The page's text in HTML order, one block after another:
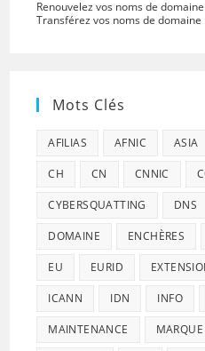
Renouvelez vos noms de domaine
Transférez vos noms de domaine
Mots Clés
AFILIAS AFNIC ASIA
CH CN CNNIC
CYBERSQUATTING DNS
DOMAINE ENCHÈRES
EU EURID
ICANN IDN INFO
MAINTENANCE MARQUE